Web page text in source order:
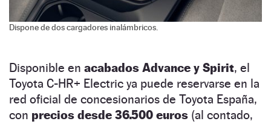
Dispone de dos cargadores inalámbricos.
Disponible en acabados Advance y Spirit, el
Toyota C-HR+ Electric ya puede reservarse en la
red oficial de concesionarios de Toyota España,
con precios desde 36.500 euros (al contado,